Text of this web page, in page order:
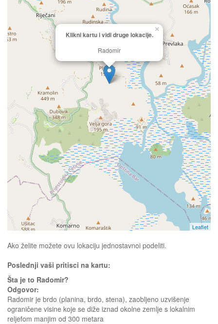
Klikni kartu i vidi druge lokacije.
Radomir
×
Leaflet
Ako želite možete ovu lokaciju jednostavnoi podeliti.
Poslednji vaši pritisci na kartu:
Šta je to Radomir?
Odgovor:
Radomir je brdo (planina, brdo, stena), zaobljeno uzvišenje
ograničene visine koje se diže iznad okolne zemlje s lokalnim
reljefom manjim od 300 metara